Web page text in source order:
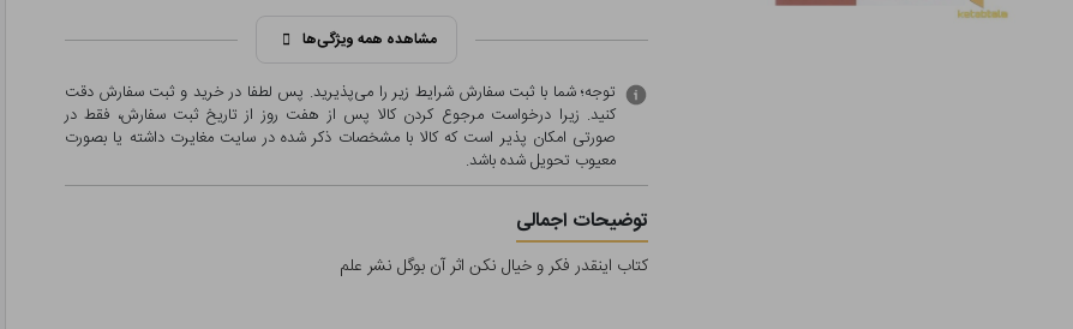
مشاهده همه ویژگی‌ها
توجه؛ شما با ثبت سفارش شرایط زیر را می‌پذیرید. پس لطفا در خرید و ثبت سفارش دقت
کنید. زیرا درخواست مرجوع کردن کالا پس از هفت روز از تاریخ ثبت سفارش، فقط در
صورتی امکان پذیر است که کالا با مشخصات ذکر شده در سایت مغایرت داشته یا بصورت
معيوب تحویل شده باشد.
توضیحات اجمالی
کتاب اینقدر فکر و خیال نکن اثر آن بوگل نشر علم